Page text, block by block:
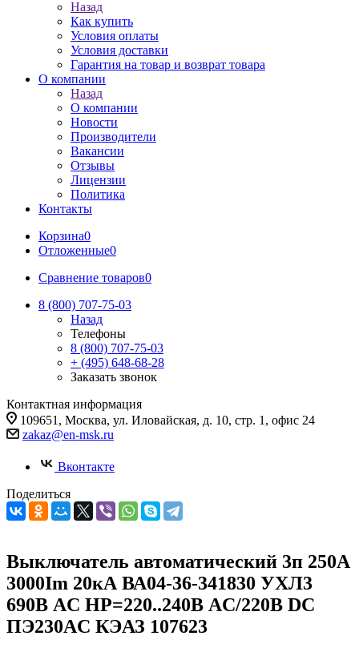
Назад
Как купить
Условия оплаты
Условия доставки
Гарантия на товар и возврат товара
О компании
Назад
О компании
Новости
Производители
Вакансии
Отзывы
Лицензии
Политика
Контакты
Корзина0
Отложенные0
Сравнение товаров0
8 (800) 707-75-03
Назад
Телефоны
8 (800) 707-75-03
+ (495) 648-68-28
Заказать звонок
Контактная информация
109651, Москва, ул. Иловайская, д. 10, стр. 1, офис 24
zakaz@en-msk.ru
Вконтакте
Поделиться
Выключатель автоматический 3п 250А
3000Im 20кА ВА04-36-341830 УХЛ3
690В AC НР=220..240В AC/220В DC
ПЭ230AC КЭАЗ 107623